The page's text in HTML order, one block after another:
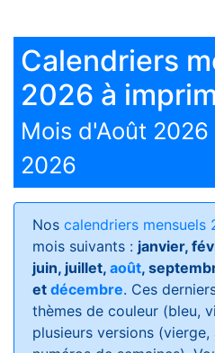
Calendriers
2026 à
Mois d'Août
2026
Nos calendriers mensuels
mois suivants : janvier,
juin, juillet, août,
et décembre. Ces
thèmes de couleur (bleu,
plusieurs versions